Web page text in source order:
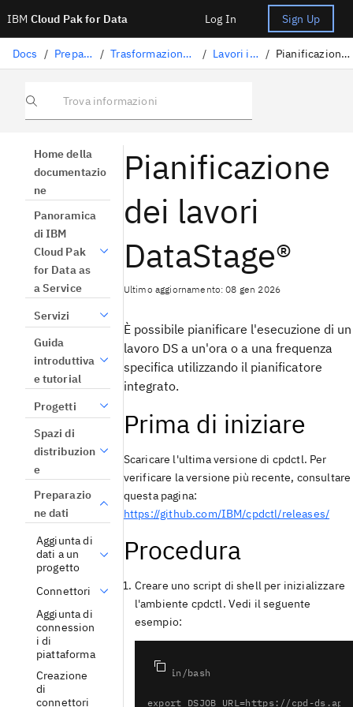
IBM Cloud Pak for Data Log In Sign Up
Docs / Preparazione dati / Trasformazione dei dati con DataStage / Lavori in esecuzione / Pianificazione dei lavori DataStage
Trova informazioni
Home della
documentazio
ne
Panoramica
di IBM
Cloud Pak
for Data as
a Service
Servizi
Guida
introduttiva
e tutorial
Progetti
Spazi di
distribuzion
e
Preparazio
ne dati
Aggiunta di
dati a un
progetto
Connettori
Aggiunta di
connession
i di
piattaforma
Creazione
di
connettori
Pianificazione
dei lavori
DataStage®
Ultimo aggiornamento: 08 gen 2026
È possibile pianificare l'esecuzione di un
lavoro DS a un'ora o a una frequenza
specifica utilizzando il pianificatore
integrato.
Prima di iniziare
Scaricare l'ultima versione di cpdctl. Per
verificare la versione più recente, consultare
questa pagina:
https://github.com/IBM/cpdctl/releases/
Procedura
Creare uno script di shell per inizializzare
l'ambiente cpdctl. Vedi il seguente
esempio:
#!/bin/bash
export DSJOB_URL=https://cpd-